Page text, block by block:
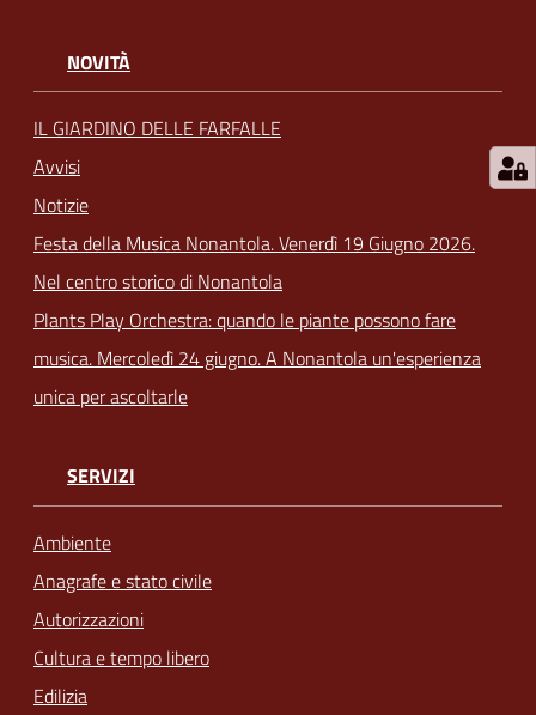
NOVITÀ
IL GIARDINO DELLE FARFALLE
Avvisi
Notizie
Festa della Musica Nonantola. Venerdì 19 Giugno 2026.
Nel centro storico di Nonantola
Plants Play Orchestra: quando le piante possono fare
musica. Mercoledì 24 giugno. A Nonantola un'esperienza
unica per ascoltarle
SERVIZI
Ambiente
Anagrafe e stato civile
Autorizzazioni
Cultura e tempo libero
Edilizia